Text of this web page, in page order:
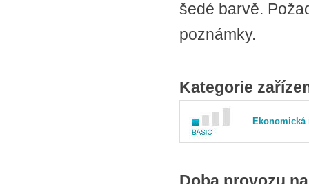
šedé barvě.
poznámky.
Kategorie